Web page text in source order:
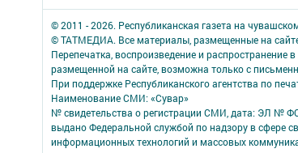
© 2011 - 2026. Республиканская газета на
© ТАТМЕДИА. Все материалы, размещенные на
Перепечатка, воспроизведение и
размещенной на сайте, возможна только с
При поддержке Республиканского агентства по
Наименование СМИ: «Сувар»
№ свидетельства о регистрации СМИ, дата: ЭЛ №
выдано Федеральной службой по надзору в сфере
информационных технологий и массовых